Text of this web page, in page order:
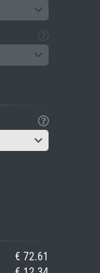
€ 72.61